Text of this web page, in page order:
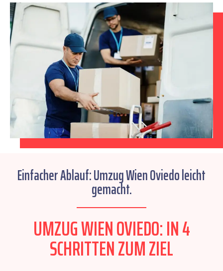
Einfacher Ablauf: Umzug Wien Oviedo leicht
gemacht.
UMZUG WIEN OVIEDO: IN 4
SCHRITTEN ZUM ZIEL